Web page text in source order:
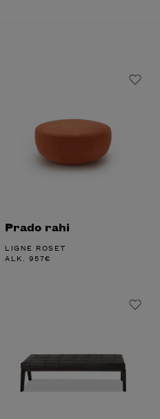
Prado rahi
LIGNE ROSET
ALK. 957€